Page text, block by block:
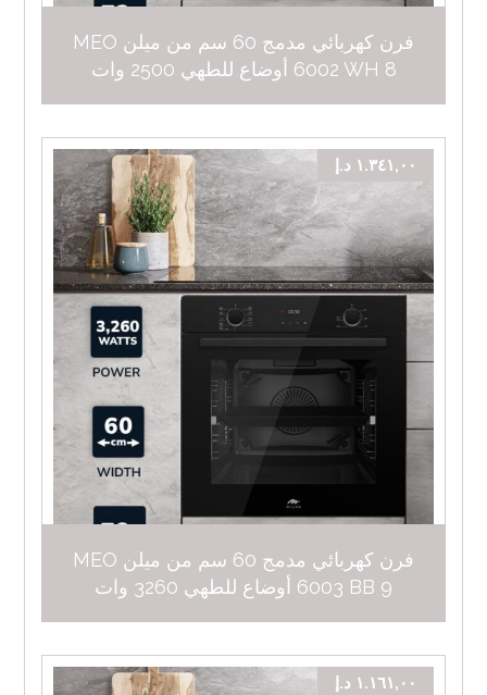
فرن كهربائي مدمج 60 سم من ميلن MEO
6002 WH 8 أوضاع للطهي 2500 وات
فرن كهربائي مدمج 60 سم من ميلن MEO
6003 BB 9 أوضاع للطهي 3260 وات
١.٣٤١,٠٠ د.إ
١.١٦١,٠٠ د.إ